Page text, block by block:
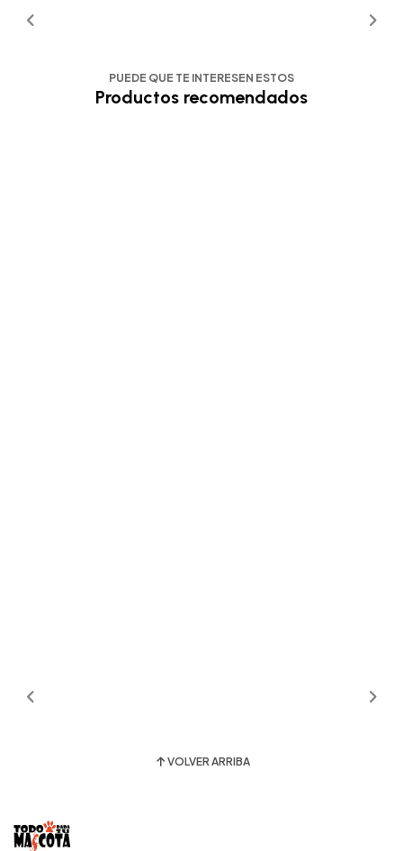
PUEDE QUE TE INTERESEN ESTOS
Productos recomendados
VOLVER ARRIBA